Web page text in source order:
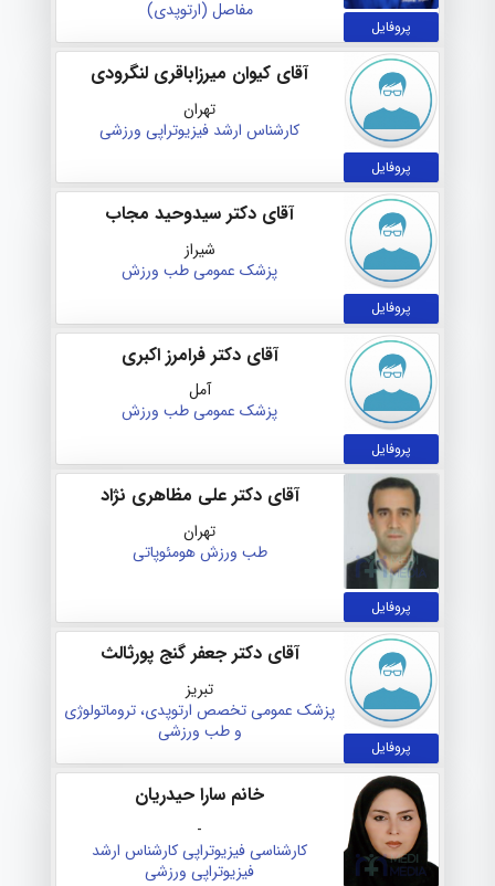
پروفایل
مفاصل (ارتوپدی)
پروفایل
آقای کیوان میرزاباقری لنگرودی
تهران
کارشناس ارشد فیزیوتراپی ورزشی
پروفایل
آقای دکتر سیدوحید مجاب
شیراز
پزشک عمومیطب ورزش
پروفایل
آقای دکتر فرامرز اکبری
آمل
پزشک عمومیطب ورزش
پروفایل
آقای دکتر علی مظاهری نژاد
تهران
طب ورزشهومئوپاتی
پروفایل
آقای دکتر جعفر گنج پورثالث
تبریز
پزشک عمومیتخصص ارتوپدی، تروماتولوژی
و طب ورزشی
خانم سارا حیدریان
-
کارشناسی فیزیوتراپیکارشناس ارشد
فیزیوتراپی ورزشی